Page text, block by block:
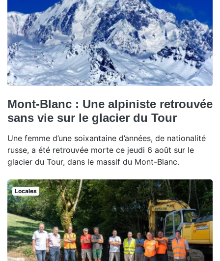
Mont-Blanc : Une alpiniste retrouvée
sans vie sur le glacier du Tour
Une femme d’une soixantaine d’années, de nationalité
russe, a été retrouvée morte ce jeudi 6 août sur le
glacier du Tour, dans le massif du Mont-Blanc.
Locales